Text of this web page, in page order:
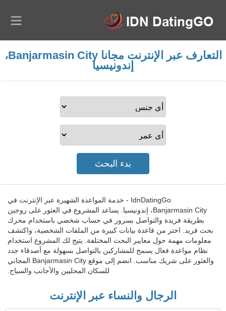
التعارف عبر الإنترنت مجانا Banjarmasin City،
إندونيسيا
IdnDatingGo - خدمة المواعدة الشهيرة عبر الإنترنت في
Banjarmasin City، إندونيسيا. يساعد المشروع في العثور على زوجين
بطريقة فريدة والتواصل بسرور في حساب شخصي باستخدام محرك
بحث فريد. اختر من قاعدة بيانات كبيرة من الملفات الشخصية، واكتشف
معلومات مهمة حول معايير البحث المختلفة. يتيح لك المشروع استخدام
نظام مواعدة فعال يسمح للمشاركين بالتواصل بسهولة مع أصدقاء جدد
والعثور على شريك مناسب. انضم إلى موقع Banjarmasin City المجاني
للسكان المحليين والأجانب والسياح.
الرجال والنساء عبر الإنترنت